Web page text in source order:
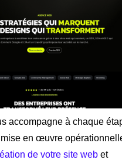
accompagne à chaque
mise en œuvre
de votre site web et